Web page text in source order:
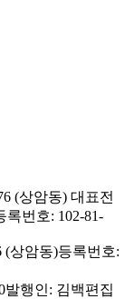
(상암동) 대표전
록번호: 102-81-
(상암동)등록번호:
발행인: 김백편집